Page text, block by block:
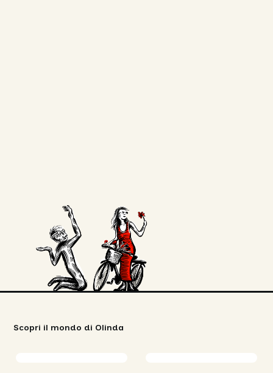
Scopri il mondo di Olinda